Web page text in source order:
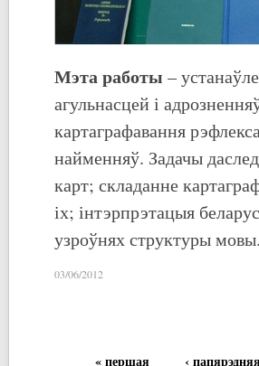
Мэта работы –
агульнасцей і
картаграфавання
найменняў. Задачы
карт; складанне
іх; інтэрпрэтацыя
узроўнях структуры мовы.
03/06/2012
« першая ‹